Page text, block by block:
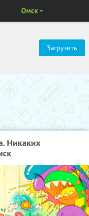
Загрузить
Омск
Никаких